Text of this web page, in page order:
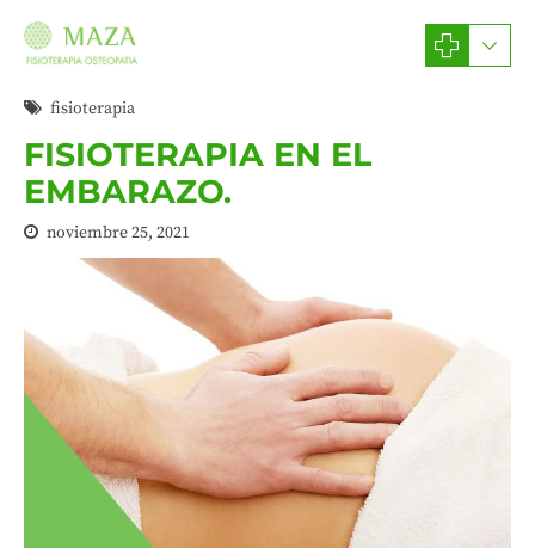
fisioterapia
FISIOTERAPIA EN EL
EMBARAZO.
noviembre 25, 2021